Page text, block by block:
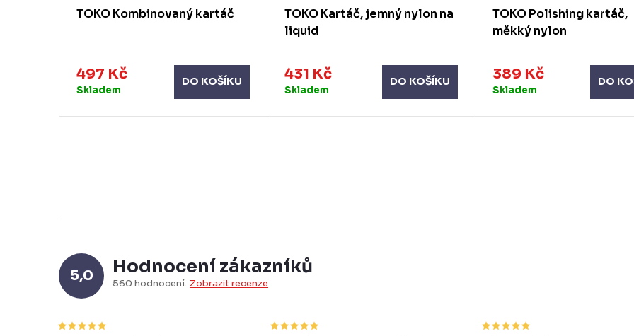
TOKO Kombinovaný kartáč
497 Kč
Skladem
DO KOŠÍKU
TOKO Kartáč, jemný nylon na
liquid
431 Kč
Skladem
DO KOŠÍKU
TOKO Polishing kartáč,
měkký nylon
389 Kč
Skladem
DO
5,0 Hodnocení zákazníků
560 hodnocení Zobrazit recenze